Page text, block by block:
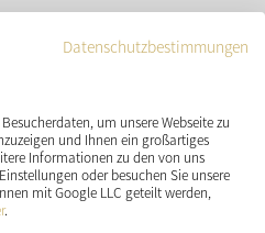
SOCIAL MEDIA
Datenschutzbestimmungen
um unsere Webseite zu
und Ihnen ein großartiges
Informationen zu den von uns
oder besuchen Sie unsere
mit Google LLC geteilt werden,
.